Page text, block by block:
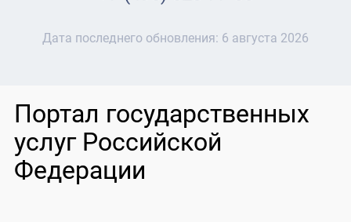
Дата последнего обновления: 6 августа 2026
Портал государственных
услуг Российской
Федерации